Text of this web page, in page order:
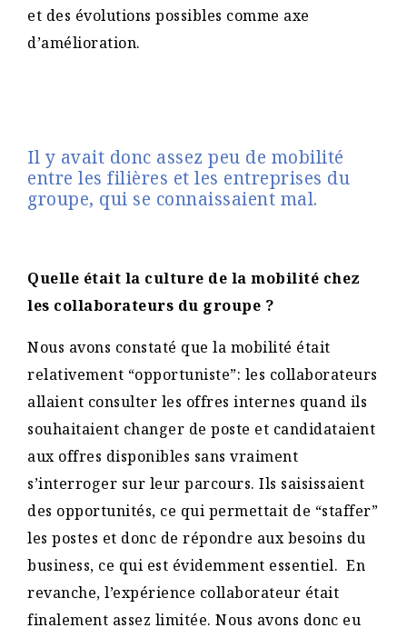
et des évolutions possibles comme axe
d’amélioration.
Il y avait donc assez peu de mobilité
entre les filières et les entreprises du
groupe, qui se connaissaient mal.
Quelle était la culture de la mobilité chez
les collaborateurs du groupe ?
Nous avons constaté que la mobilité était
relativement “opportuniste”: les collaborateurs
allaient consulter les offres internes quand ils
souhaitaient changer de poste et candidataient
aux offres disponibles sans vraiment
s’interroger sur leur parcours. Ils saisissaient
des opportunités, ce qui permettait de “staffer”
les postes et donc de répondre aux besoins du
business, ce qui est évidemment essentiel. En
revanche, l’expérience collaborateur était
finalement assez limitée. Nous avons donc eu